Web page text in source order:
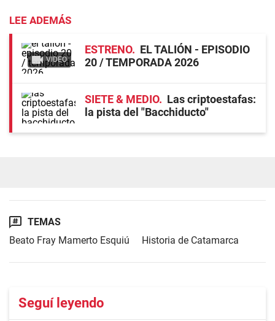
LEE ADEMÁS
VIDEO
ESTRENO
EL TALIÓN - EPISODIO
20 / TEMPORADA 2026
SIETE & MEDIO
Las criptoestafas:
la pista del "Bacchiducto"
TEMAS
Beato Fray Mamerto Esquiú
Historia de Catamarca
Seguí leyendo